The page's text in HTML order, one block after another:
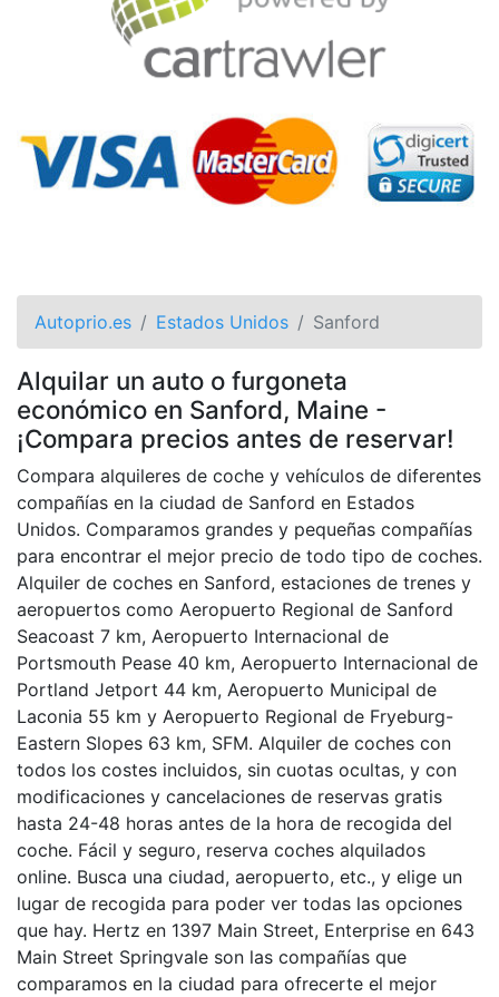
Autoprio.es Estados Unidos Sanford
Alquilar un auto o furgoneta
económico en Sanford, Maine -
¡Compara precios antes de reservar!
Compara alquileres de coche y vehículos de diferentes
compañías en la ciudad de Sanford en Estados
Unidos. Comparamos grandes y pequeñas compañías
para encontrar el mejor precio de todo tipo de coches.
Alquiler de coches en Sanford, estaciones de trenes y
aeropuertos como Aeropuerto Regional de Sanford
Seacoast 7 km, Aeropuerto Internacional de
Portsmouth Pease 40 km, Aeropuerto Internacional de
Portland Jetport 44 km, Aeropuerto Municipal de
Laconia 55 km y Aeropuerto Regional de Fryeburg-
Eastern Slopes 63 km, SFM. Alquiler de coches con
todos los costes incluidos, sin cuotas ocultas, y con
modificaciones y cancelaciones de reservas gratis
hasta 24-48 horas antes de la hora de recogida del
coche. Fácil y seguro, reserva coches alquilados
online. Busca una ciudad, aeropuerto, etc., y elige un
lugar de recogida para poder ver todas las opciones
que hay. Hertz en 1397 Main Street, Enterprise en 643
Main Street Springvale son las compañías que
comparamos en la ciudad para ofrecerte el mejor